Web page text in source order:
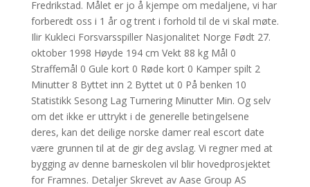
Fredrikstad. Målet er jo å kjempe om medaljene, vi har
forberedt oss i 1 år og trent i forhold til de vi skal møte.
Ilir Kukleci Forsvarsspiller Nasjonalitet Norge Født 27.
oktober 1998 Høyde 194 cm Vekt 88 kg Mål 0
Straffemål 0 Gule kort 0 Røde kort 0 Kamper spilt 2
Minutter 8 Byttet inn 2 Byttet ut 0 På benken 10
Statistikk Sesong Lag Turnering Minutter Min. Og selv
om det ikke er uttrykt i de generelle betingelsene
deres, kan det deilige norske damer real escort date
være grunnen til at de gir deg avslag. Vi regner med at
bygging av denne barneskolen vil blir hovedprosjektet
for Framnes. Detaljer Skrevet av Aase Group AS